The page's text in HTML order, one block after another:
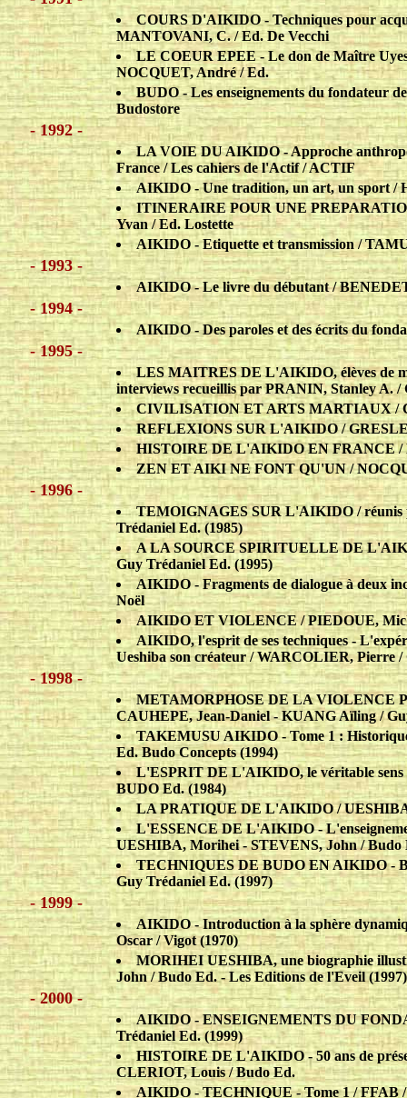
COURS D'AIKIDO - Techniques pour
MANTOVANI, C. / Ed. De Vecchi
LE COEUR EPEE - Le don de Maître
NOCQUET, André / Ed.
BUDO - Les enseignements du fondateur
Budostore
- 1992 -
LA VOIE DU AIKIDO - Approche
France / Les cahiers de l'Actif / ACTIF
AIKIDO - Une tradition, un art, un sport /
ITINERAIRE POUR UNE
Yvan / Ed. Lostette
AIKIDO - Etiquette et transmission /
- 1993 -
AIKIDO - Le livre du débutant /
- 1994 -
AIKIDO - Des paroles et des écrits du
- 1995 -
LES MAITRES DE L'AIKIDO, élèves de
interviews recueillis par PRANIN, Stanley A. /
CIVILISATION ET ARTS MARTIAUX /
REFLEXIONS SUR L'AIKIDO /
HISTOIRE DE L'AIKIDO EN FRANCE /
ZEN ET AIKI NE FONT QU'UN /
- 1996 -
TEMOIGNAGES SUR L'AIKIDO /
Trédaniel Ed. (1985)
A LA SOURCE SPIRITUELLE DE
Guy Trédaniel Ed. (1995)
AIKIDO - Fragments de dialogue à deux
Noël
AIKIDO ET VIOLENCE / PIEDOUE,
AIKIDO, l'esprit de ses techniques -
Ueshiba son créateur / WARCOLIER, Pierre
- 1998 -
METAMORPHOSE DE LA VIOLENCE
CAUHEPE, Jean-Daniel - KUANG Aïling /
TAKEMUSU AIKIDO - Tome 1 :
Ed. Budo Concepts (1994)
L'ESPRIT DE L'AIKIDO, le véritable
BUDO Ed. (1984)
LA PRATIQUE DE L'AIKIDO /
L'ESSENCE DE L'AIKIDO -
UESHIBA, Morihei - STEVENS, John / Budo
TECHNIQUES DE BUDO EN AIKIDO -
Guy Trédaniel Ed. (1997)
- 1999 -
AIKIDO - Introduction à la sphère
Oscar / Vigot (1970)
MORIHEI UESHIBA, une biographie
John / Budo Ed. - Les Editions de l'Eveil (1997)
- 2000 -
AIKIDO - ENSEIGNEMENTS DU
Trédaniel Ed. (1999)
HISTOIRE DE L'AIKIDO - 50 ans de
CLERIOT, Louis / Budo Ed.
AIKIDO - TECHNIQUE - Tome 1 / FFAB